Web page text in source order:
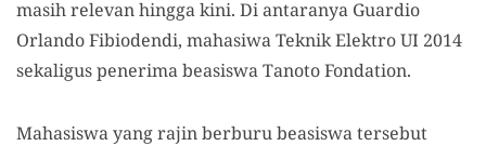
masih relevan hingga kini. Di antaranya Guardio
Orlando Fibiodendi, mahasiwa Teknik Elektro UI 2014
sekaligus penerima beasiswa Tanoto Fondation.
Mahasiswa yang rajin berburu beasiswa tersebut